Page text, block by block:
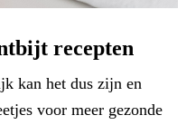
recepten
kan het dus zijn en
voor meer gezonde